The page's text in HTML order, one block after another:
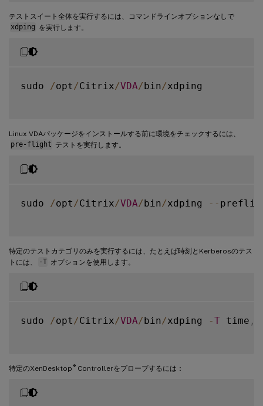
テストスイート全体を実行するには、コマンドラインオプションなしで
xdping を実行します。
sudo /opt /Citrix/VDA/bin/xdping
Linux VDAパッケージをインストールする前に環境をチェックするには、
pre-flight テストを実行します。
sudo /opt /Citrix/VDA/bin/xdping --
特定のテストカテゴリのみを実行するには、たとえば時刻とKerberosのテス
トには、
-T オプションを使用します。
sudo /opt /Citrix/VDA/bin/xdping -T time ,
特定のXenDesktop ®Controllerをプローブするには：